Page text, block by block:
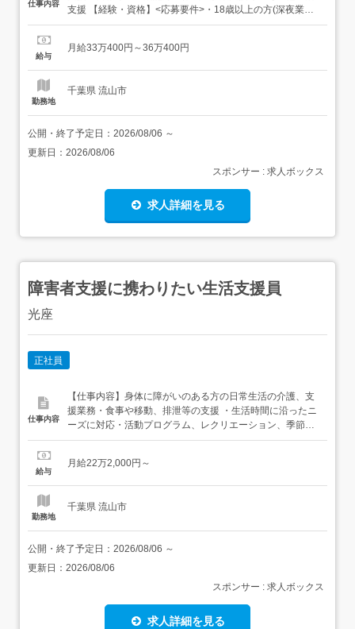
仕事内容
支援 【経験・資格】<応募要件>・18歳以上の方(深夜業務
があるため)・未経験者歓迎 【給与】月給 330,400円 〜
当1万円を含む 給与は経験・能力を考慮し決定 週5回勤務
給与
月給33万400円～36万400円
勤務地
千葉県 流山市
公開・終了予定日： 2026/08/06 ～
更新日： 2026/08/06
スポンサー : 求人ボックス
求人詳細を見る
障害者支援に携わりたい生活支援員
光座
正社員
仕事内容
【仕事内容】身体に障がいのある方の日常生活の介護、支
援業務・食事や移動、排泄等の支援 ・生活時間に沿ったニ
ーズに対応・活動プログラム、レクリエーション、季節に
応じた行事や創作活動、外出行事等の企画・実行・仲間と
援・社有車等(ハイエース等)で利用者様の送迎(三郷市内)
給与
月給22万2,000円～
勤務地
千葉県 流山市
公開・終了予定日： 2026/08/06 ～
更新日： 2026/08/06
スポンサー : 求人ボックス
求人詳細を見る